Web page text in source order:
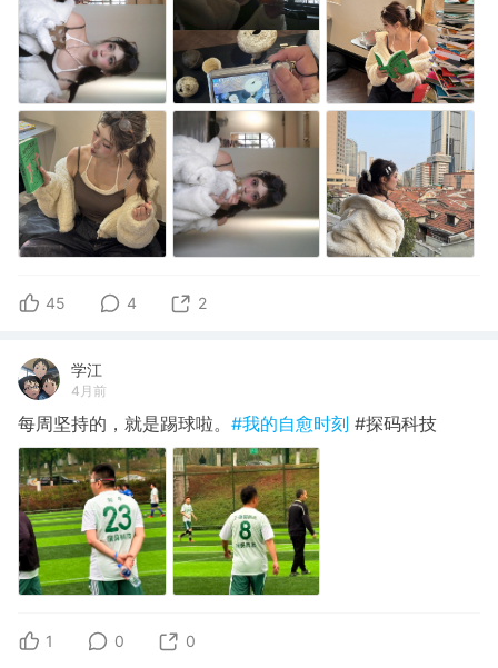
45 4 2
学江
4月前
每周坚持的，就是踢球啦。 #我的自愈时刻 #探码科技
1 0 0